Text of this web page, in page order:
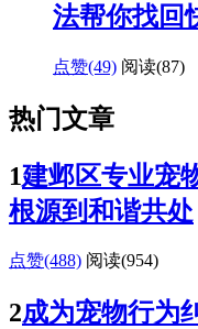
法帮你找回
点赞(49) 阅读(87)
热门文章
1建邺区专业宠
根源到和谐共处
点赞(488) 阅读(954)
2成为宠物行为